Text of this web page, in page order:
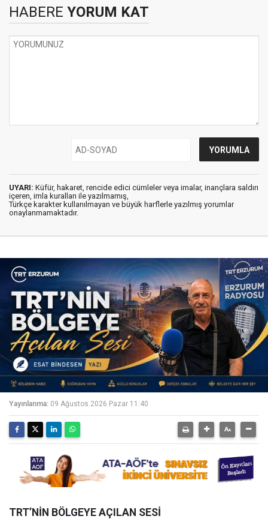
HABERE YORUM KAT
UYARI: Küfür, hakaret, rencide edici cümleler veya imalar, inançlara saldırı
içeren, imla kuralları ile yazılmamış,
Türkçe karakter kullanılmayan ve büyük harflerle yazılmış yorumlar
onaylanmamaktadır.
Yayınlanma: 09 Ağustos 2026 Pazar 11:40
TRT’NİN BÖLGEYE AÇILAN SESİ